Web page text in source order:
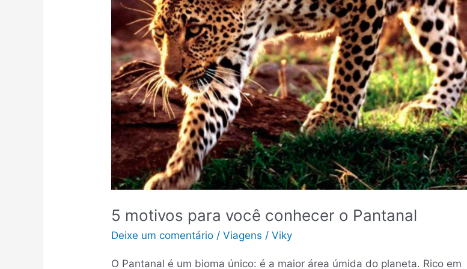
5 motivos para você conhecer o Pantanal
Deixe um comentário /Viagens /Viky
O Pantanal é um bioma único: é a maior área úmida do planeta. Rico em